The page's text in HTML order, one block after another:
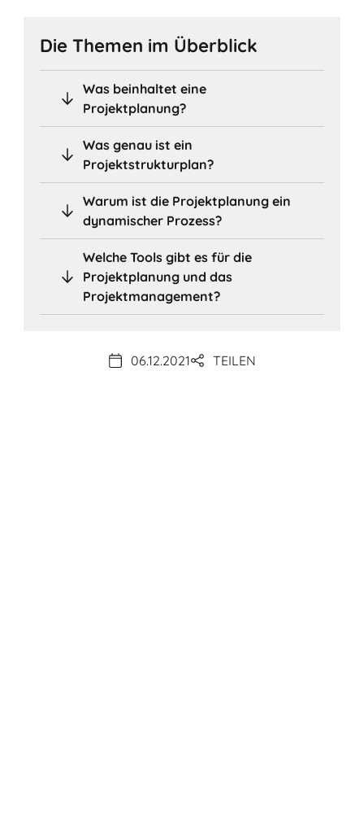
Die Themen im Überblick
Was beinhaltet eine
Projektplanung?
Was genau ist ein
Projektstrukturplan?
Warum ist die Projektplanung ein
dynamischer Prozess?
Welche Tools gibt es für die
Projektplanung und das
Projektmanagement?
06.12.2021 TEILEN